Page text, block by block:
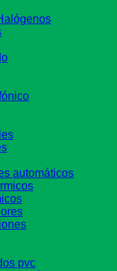
automáticos
pvc